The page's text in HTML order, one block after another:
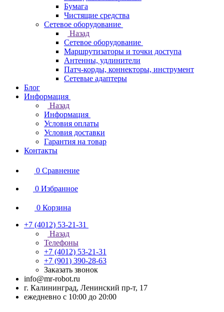
Бумага
Чистящие средства
Сетевое оборудование
Назад
Сетевое оборудование
Маршрутизаторы и точки доступа
Антенны, удлинители
Патч-корды, коннекторы, инструмент
Сетевые адаптеры
Блог
Информация
Назад
Информация
Условия оплаты
Условия доставки
Гарантия на товар
Контакты
0 Сравнение
0 Избранное
0 Корзина
+7 (4012) 53-21-31
Назад
Телефоны
+7 (4012) 53-21-31
+7 (901) 390-28-63
Заказать звонок
info@mr-robot.ru
г. Калининград, Ленинский пр-т, 17
ежедневно с 10:00 до 20:00